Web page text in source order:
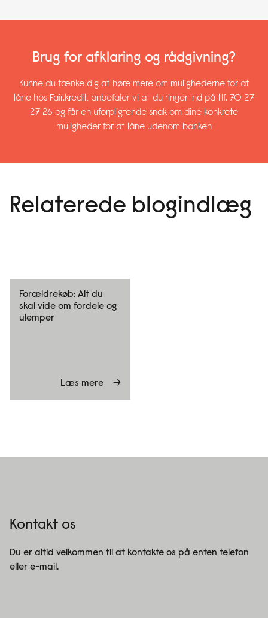
Brug for afklaring og rådgivning?
Kunne du tænke dig at høre mere om mulighederne for at
låne hos Fair.kredit, anbefaler vi at du ringer ind på tlf. 70 27
27 26 og får en uforpligtende snak om dine konkrete
muligheder for at låne udenom banken
Relaterede blogindlæg
Forældrekøb: Alt du
skal vide om fordele og
ulemper
Læs mere
Kontakt os
Du er altid velkommen til at kontakte os på enten telefon
eller e-mail.